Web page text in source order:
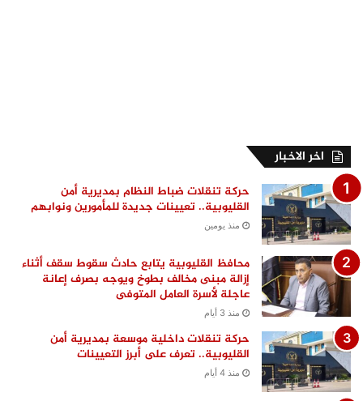
اخر الاخبار
حركة تنقلات ضباط النظام بمديرية أمن
القليوبية.. تعيينات جديدة للمأمورين ونوابهم
منذ يومين
محافظ القليوبية يتابع حادث سقوط سقف أثناء
إزالة مبنى مخالف بطوخ ويوجه بصرف إعانة
عاجلة لأسرة العامل المتوفى
منذ 3 أيام
حركة تنقلات داخلية موسعة بمديرية أمن
القليوبية.. تعرف على أبرز التعيينات
منذ 4 أيام